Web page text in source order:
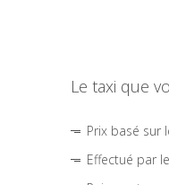
Le taxi que
Prix basé sur
Effectué par